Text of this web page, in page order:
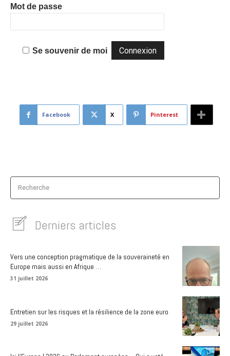
Mot de passe
Se souvenir de moi
Facebook X Pinterest
Recherche
Derniers articles
Vers une conception pragmatique de la souveraineté en
Europe mais aussi en Afrique …
31 juillet 2026
Entretien sur les risques et la résilience de la zone euro
29 juillet 2026